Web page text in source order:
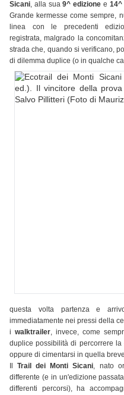
Sicani, alla sua9^ edizione e 14^
Grande kermesse come sempre,
linea con le precedenti
registrata, malgrado la
strada che, quando si verificano,
di dilemma duplice (o in qualche
questa volta partenza e
immediatamente nei pressi della
iwalktrailer, invece, come
duplice possibilità di percorrere
oppure di cimentarsi in quella
IlTrail dei Monti Sicani, nato
differente (e in un'edizione
differenti percorsi), ha